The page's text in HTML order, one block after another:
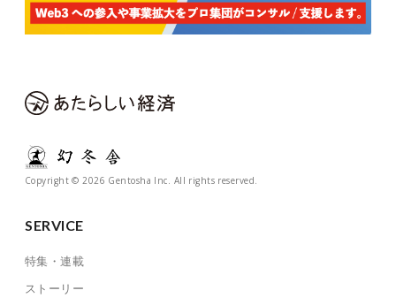
Copyright © 2026 Gentosha Inc. All rights reserved.
SERVICE
特集・連載
ストーリー